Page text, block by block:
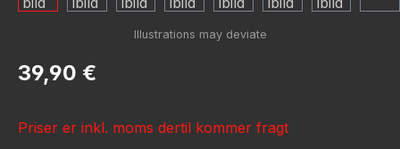
Almindelig pris:
39,90 €
Priser er inkl. moms dertil kommer fragt